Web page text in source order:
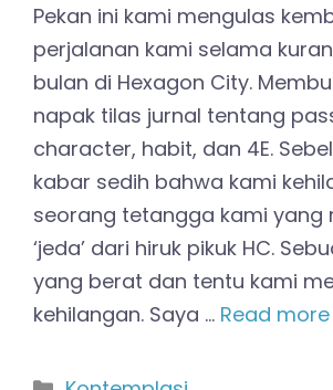
Pekan ini kami mengulas
perjalanan kami selama
bulan di Hexagon City.
napak tilas jurnal tentang
character, habit, dan 4E.
kabar sedih bahwa kami
seorang tetangga kami yang
‘jeda’ dari hiruk pikuk HC.
yang berat dan tentu kami
kehilangan. Saya … Read more